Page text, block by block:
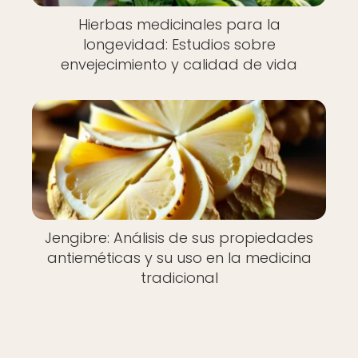
Hierbas medicinales para la
longevidad: Estudios sobre
envejecimiento y calidad de vida
Jengibre: Análisis de sus propiedades
antieméticas y su uso en la medicina
tradicional